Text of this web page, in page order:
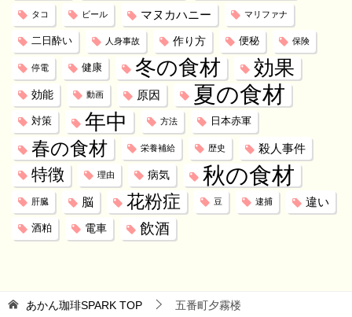
タコ ビール マヌカハニー マリファナ
二日酔い 人身事故 作り方 便秘 保険
停電 健康 冬の食材 効果
効能 動画 原因 夏の食材
対策 年中 方法 日本赤軍
春の食材 栄養補給 歴史 殺人事件
特徴 理由 病気 秋の食材
肝臓 脳 花粉症 豆 逮捕 違い
酒粕 電車 飲酒
あかん珈琲SPARK TOP 五番町夕霧楼